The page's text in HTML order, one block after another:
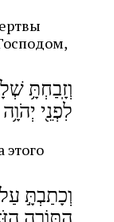
וְזָֽבַחְתָּ֥
לִפְנֵ֖י
וְכָתַבְתָּ֣